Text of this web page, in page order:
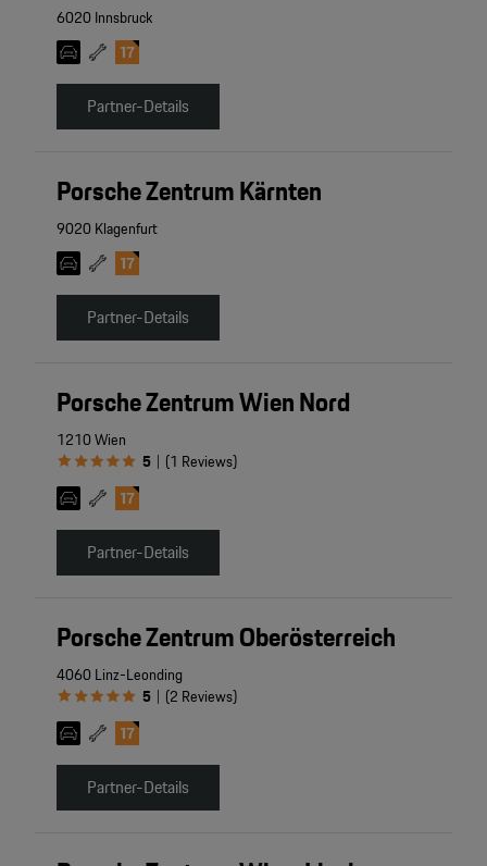
6020 Innsbruck
Partner-Details
Porsche Zentrum Kärnten
9020 Klagenfurt
Partner-Details
Porsche Zentrum Wien Nord
1210 Wien
5 | (1 Reviews)
Partner-Details
Porsche Zentrum Oberösterreich
4060 Linz-Leonding
5 | (2 Reviews)
Partner-Details